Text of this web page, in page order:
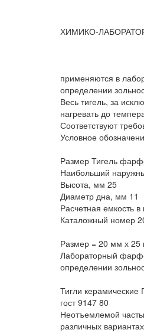
ХИМИКО-
применяются в
определении
Весь тигель, за
нагревать до
Соответствуют
Условное
Размер Тигель
Наибольший
Высота, мм 25
Диаметр дна, мм 11
Расчетная емкость
Каталожный номер
Размер = 20 мм х 25
Лабораторный
определении
Тигли
гост 9147 80
Неотъемлемой
различных